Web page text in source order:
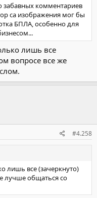
забавных комментариев
са изображения мог бы
БПЛА, особенно для
лишь все
вопросе все же
#4.258
лишь все (зачеркнуто)
лучше общаться со